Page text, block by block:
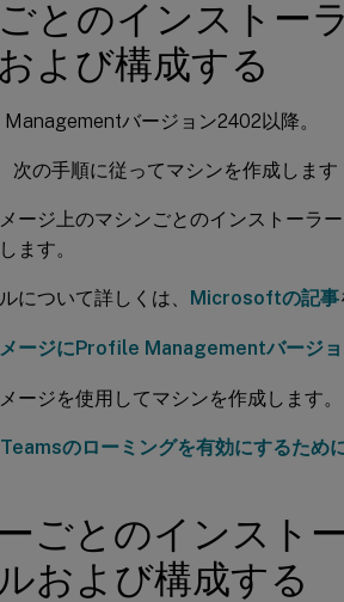
とのインストー
よび構成する
バージョン2402以降。
次の手順に従ってマシンを作成します
ージ上のマシンごとのインストーラ
ます。
について詳しくは、 Microsoftの記事
ージにProfile Managementバージ
ージを使用してマシンを作成します。
のローミングを有効にするため
ごとのインスト
および構成する